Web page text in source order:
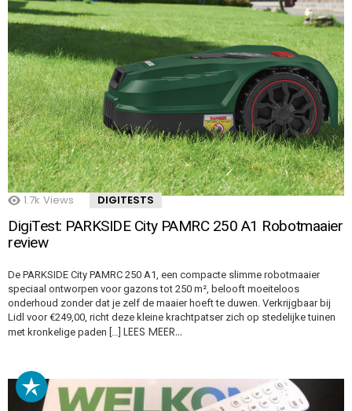
1.7k Views DIGITESTS
DigiTest: PARKSIDE City PAMRC 250 A1 Robotmaaier
review
De PARKSIDE City PAMRC 250 A1, een compacte slimme robotmaaier
speciaal ontworpen voor gazons tot 250 m², belooft moeiteloos
onderhoud zonder dat je zelf de maaier hoeft te duwen. Verkrijgbaar bij
Lidl voor €249,00, richt deze kleine krachtpatser zich op stedelijke tuinen
met kronkelige paden […] LEES MEER…